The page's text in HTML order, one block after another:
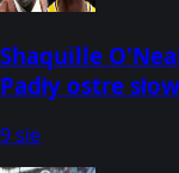
Shaquille
Padły ostre
9 sie